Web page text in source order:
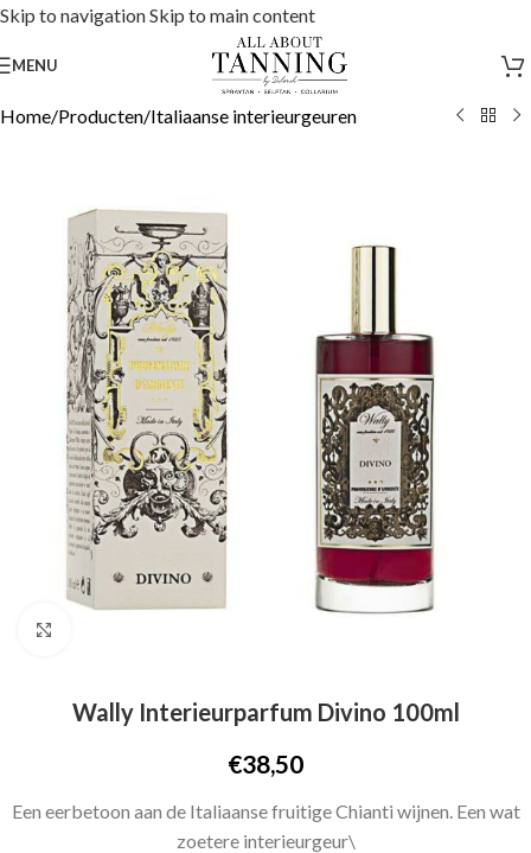
Skip to navigationSkip to main content
MENU
Home/Producten/Italiaanse interieurgeuren
Wally Interieurparfum Divino 100ml
€38,50
Een eerbetoon aan de Italiaanse fruitige Chianti wijnen. Een wat
zoetere interieurgeur\